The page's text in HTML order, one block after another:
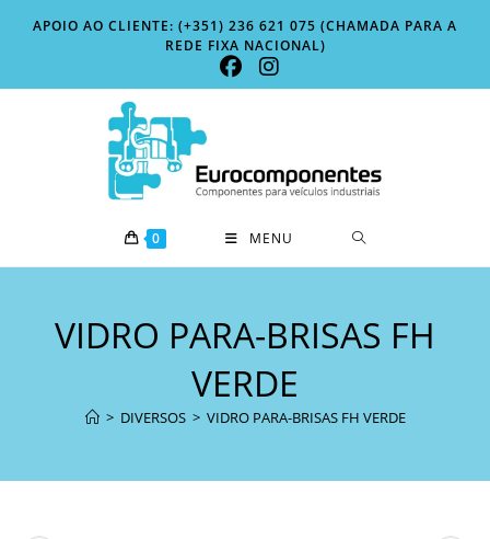
APOIO AO CLIENTE: (+351) 236 621 075 (CHAMADA PARA A
REDE FIXA NACIONAL)
0 MENU
VIDRO PARA-BRISAS FH
VERDE
> DIVERSOS > VIDRO PARA-BRISAS FH VERDE